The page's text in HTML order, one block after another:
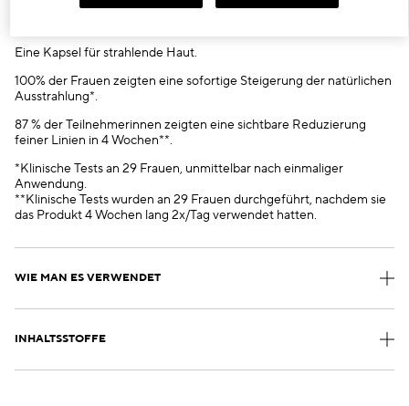
Verbessert die Ausstrahlung sofort und langfristig. Antioxidativer
Eine Kapsel für strahlende Haut.
100% der Frauen zeigten eine sofortige Steigerung der natürlichen
Ausstrahlung*.
87 % der Teilnehmerinnen zeigten eine sichtbare Reduzierung
feiner Linien in 4 Wochen**.
*Klinische Tests an 29 Frauen, unmittelbar nach einmaliger
Anwendung.
**Klinische Tests wurden an 29 Frauen durchgeführt, nachdem sie
das Produkt 4 Wochen lang 2x/Tag verwendet hatten.
WIE MAN ES VERWENDET
INHALTSSTOFFE